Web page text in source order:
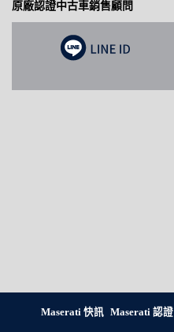
原廠認證中古車銷售顧問
Maserati 快訊 Maserati 認證